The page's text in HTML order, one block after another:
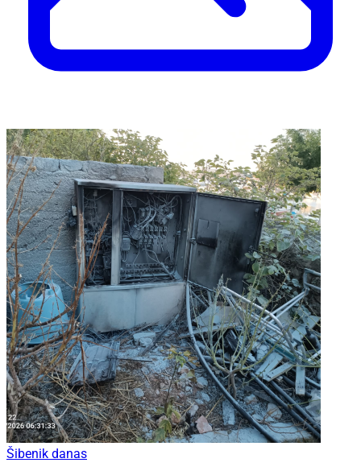
Šibenik danas